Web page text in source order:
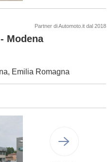
Partner di Automoto.it dal 2018
Modena
Emilia Romagna